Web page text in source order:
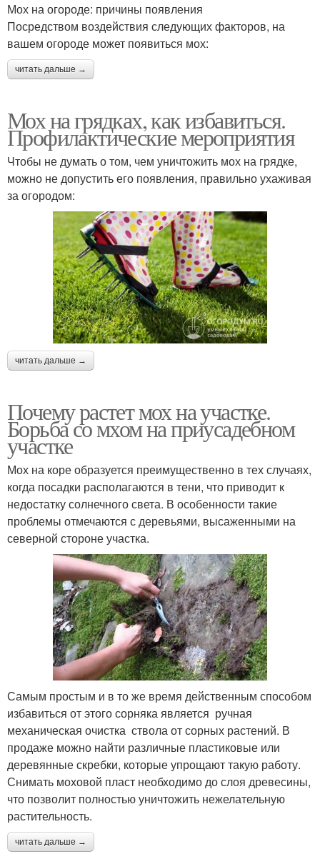
Мох на огороде: причины появления
Посредством воздействия следующих факторов, на
вашем огороде может появиться мох:
читать дальше →
Мох на грядках, как избавиться.
Профилактические мероприятия
Чтобы не думать о том, чем уничтожить мох на грядке,
можно не допустить его появления, правильно ухаживая
за огородом:
читать дальше →
Почему растет мох на участке.
Борьба со мхом на приусадебном
участке
Мох на коре образуется преимущественно в тех случаях,
когда посадки располагаются в тени, что приводит к
недостатку солнечного света. В особенности такие
проблемы отмечаются с деревьями, высаженными на
северной стороне участка.
Самым простым и в то же время действенным способом
избавиться от этого сорняка является ручная
механическая очистка ствола от сорных растений. В
продаже можно найти различные пластиковые или
деревянные скребки, которые упрощают такую работу.
Снимать моховой пласт необходимо до слоя древесины,
что позволит полностью уничтожить нежелательную
растительность.
читать дальше →